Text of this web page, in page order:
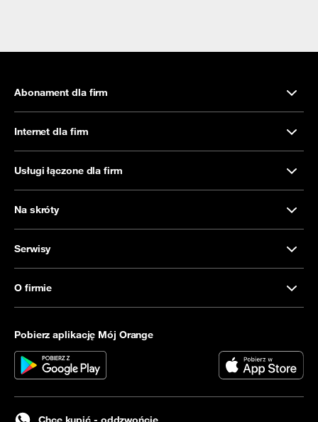
Abonament dla firm
Internet dla firm
Usługi łączone dla firm
Na skróty
Serwisy
O firmie
Pobierz aplikację Mój Orange